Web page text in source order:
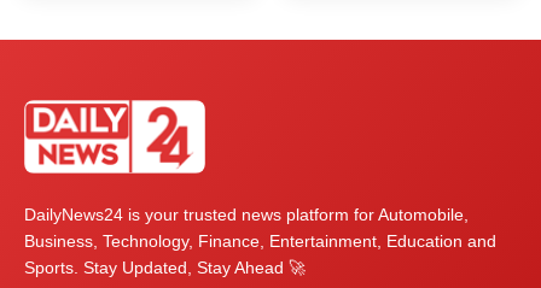
DailyNews24 is your trusted news platform for Automobile,
Business, Technology, Finance, Entertainment, Education and
Sports. Stay Updated, Stay Ahead 🚀